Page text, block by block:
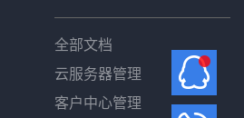
全部文档
云服务器管理
客户中心管理